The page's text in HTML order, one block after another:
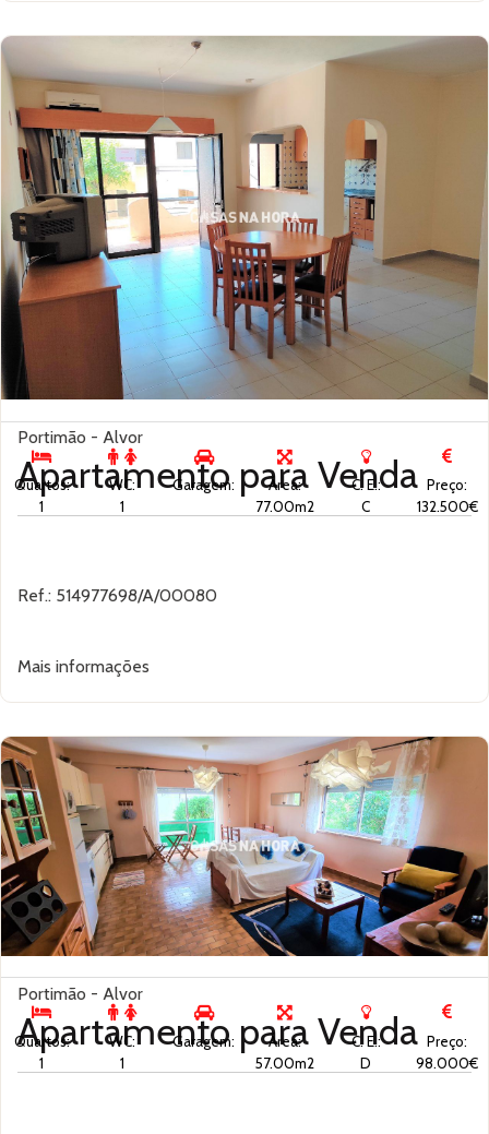
Portimão - Alvor
Apartamento paraVenda
Ref.: 514977698/A/00080
Mais informações
Quartos:
1
WC:
1
Garagem:
Área:
77.00m2
C. E.:
C
Preço:
132.500€
Portimão - Alvor
Apartamento paraVenda
Quartos:
1
WC:
1
Garagem:
Área:
57.00m2
C. E.:
D
Preço:
98.000€